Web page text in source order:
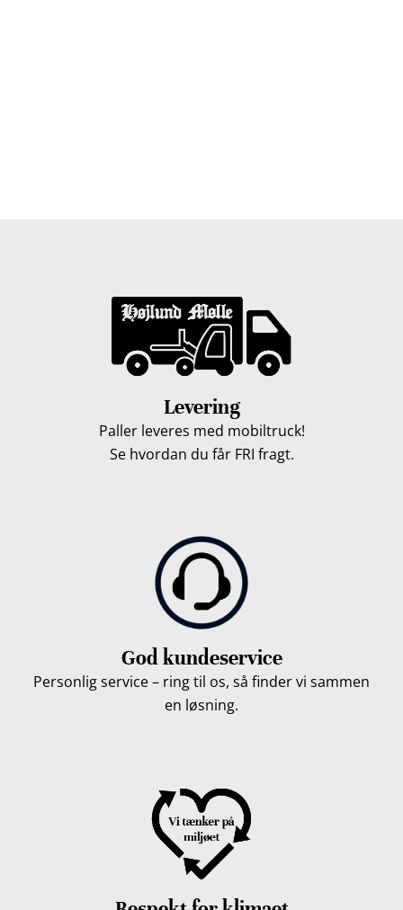
Levering
Paller leveres med mobiltruck!
Se hvordan du får FRI fragt.
God kundeservice
Personlig service – ring til os, så finder vi sammen
en løsning.